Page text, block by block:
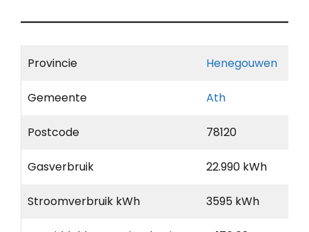
Provincie Henegouwen
Gemeente Ath
Postcode 78120
Gasverbruik 22.990 kWh
Stroomverbruik kWh 3595 kWh